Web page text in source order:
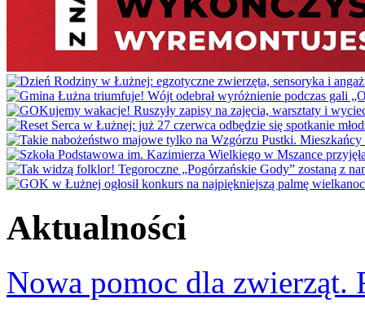
Aktualności
Nowa pomoc dla zwierząt.